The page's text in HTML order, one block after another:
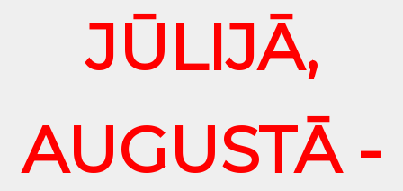
JŪLIJĀ,
AUGUSTĀ -